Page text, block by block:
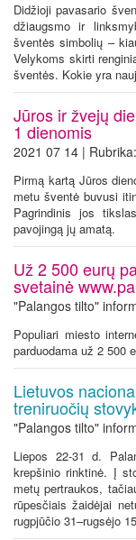
Didžioji pavasario
džiaugsmo ir
šventės simbolių –
Velykoms skirti
šventės. Kokie yra
Jūros ir žvejų
1 dienomis
2021 07 14 | Rubrika:
Pirmą kartą Jūros
metu šventė buvusi
Pagrindinis jos
pavojingą jų amatą.
Už 2 500 eurų
svetainė
"Palangos tilto"
Populiari miesto
parduodama už 2 500
Lietuvos
treniruočių
"Palangos tilto"
Liepos 22-31 d.
krepšinio rinktinė. Į
metų pertraukos,
rūpesčiais žaidėjai
rugpjūčio 31–rugsėjo